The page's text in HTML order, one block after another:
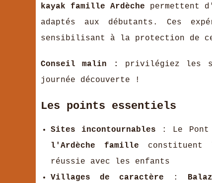
kayak famille Ardèche permettent
adaptés aux débutants. Ces
sensibilisant à la protection de
Conseil malin :
privilégiez les
journée découverte !
Les points essentiels
Sites incontournables : Le
l'Ardèche famille constituent
réussie avec les enfants
Villages de caractère :